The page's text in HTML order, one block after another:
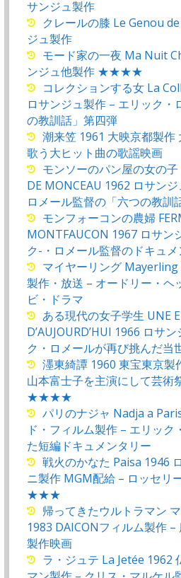
サンジュ製作
クレールの膝 Le Genou
ジュ製作
モード家の一夜 Ma Nuit
ンジュ他製作 ★★★★
コレクションする女 La
ロサンジュ製作 – エリック・
の教訓話」第四弾
潮来笠 1961 大映京都製作
歌う大ヒット曲の歌謡映画
モンソーのパン屋の女の子
DE MONCEAU 1962 ロサン
ロメール監督の「六つの教訓
モンフォーコンの農婦
MONTFAUCON 1967 ロサン
ク-・ロメール監督のドキュ
マイヤーリング
製作・放送 – オードリー・ヘ
ビ・ドラマ
ある現代の女子学生 UNE
D’AUJOURD’HUI 1966 ロサ
ク・ロメールが再び挑んだ当
濹東綺譚 1960 東宝東京製
山本富士子を主演にして芸術
★★★★
パリのナジャ Nadja a
ド・フィルム製作 – エリッ
た短編ドキュメンタリー
戦火のかなた Paisa 1946
ニ製作 MGM配給 – ロッセリ
★★★
帰ってきたウルトラマン
1983 DAICONフィルム製作
製作映画
ラ・ジュテ La Jetée 1962